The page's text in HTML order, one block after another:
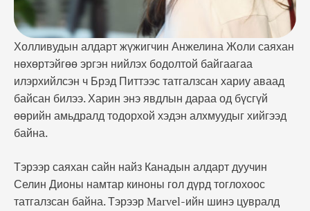
Холливудын алдарт жүжигчин Анжелина Жоли саяхан
нөхөртэйгөө эргэн нийлэх бодолтой байгаагаа
илэрхийлсэн ч Брэд Питтээс татгалзсан хариу аваад
байсан билээ. Харин энэ явдлын дараа од бүсгүй
өөрийн амьдралд тодорхой хэдэн алхмуудыг хийгээд
байна.
Тэрээр саяхан сайн найз Канадын алдарт дуучин
Селин Дионы намтар киноны гол дүрд тоглохоос
татгалзсан байна. Тэрээр Marvel-ийн шинэ цувралд